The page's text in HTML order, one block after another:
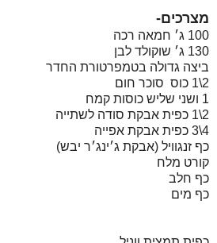
מצרכים-
100 ג׳ חמאה רכה
130 ג׳ שוקולד לבן
ביצה גדולה בטמפרטורת החדר
2\1 כוס סוכר חום
1 ושני שליש כוסות קמח
2\1 כפית אבקת סודה לשתייה
4\3 כפית אבקת אפייה
כף זנגוויל (אבקת ג׳ינג׳ר יבש)
קורט מלח
כף חלב
כף מים